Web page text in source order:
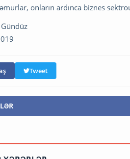
onların ardınca biznes
Tweet